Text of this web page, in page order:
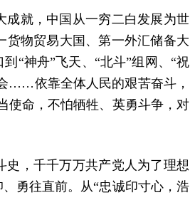
成就，中国从一穷二白发展为世
货物贸易大国、第一外汇储备大
“神舟”飞天、“北斗”组网、“祝
……依靠全体人民的艰苦奋斗，
使命，不怕牺牲、英勇斗争，对
史，千千万万共产党人为了理想
勇往直前。从“忠诚印寸心，浩